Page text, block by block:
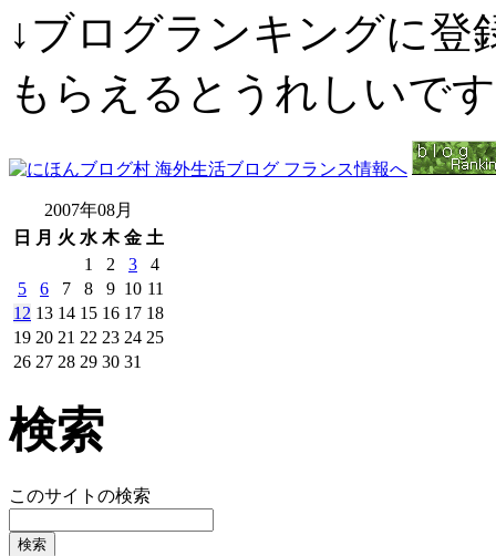
↓ブログランキングに登
もらえるとうれしいで
2007年08月
日
月 火 水 木 金 土
1
2 3
4
5
6 7 8 9 10 11
12 13 14 15 16 17 18
19 20 21 22 23 24 25
26 27 28 29 30 31
検索
このサイトの検索